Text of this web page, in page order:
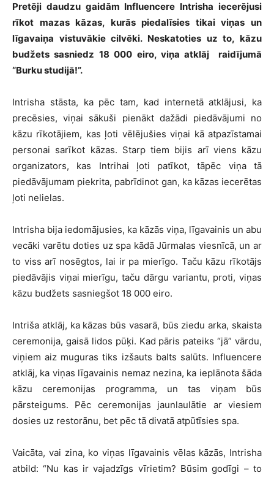
Pretēji daudzu gaidām Influencere Intrisha iecerējusi
rīkot mazas kāzas, kurās piedalīsies tikai viņas un
līgavaiņa vistuvākie cilvēki. Neskatoties uz to, kāzu
budžets sasniedz 18 000 eiro, viņa atklāj raidījumā
“Burku studijā!”.
Intrisha stāsta, ka pēc tam, kad internetā atklājusi, ka
precēsies, viņai sākuši pienākt dažādi piedāvājumi no
kāzu rīkotājiem, kas ļoti vēlējušies viņai kā atpazīstamai
personai sarīkot kāzas. Starp tiem bijis arī viens kāzu
organizators, kas Intrihai ļoti patīkot, tāpēc viņa tā
piedāvājumam piekrita, pabrīdinot gan, ka kāzas iecerētas
ļoti nelielas.
Intrisha bija iedomājusies, ka kāzās viņa, līgavainis un abu
vecāki varētu doties uz spa kādā Jūrmalas viesnīcā, un ar
to viss arī nosēgtos, lai ir pa mierīgo. Taču kāzu rīkotājs
piedāvājis viņai mierīgu, taču dārgu variantu, proti, viņas
kāzu budžets sasniegšot 18 000 eiro.
Intriša atklāj, ka kāzas būs vasarā, būs ziedu arka, skaista
ceremonija, gaisā lidos pūķi. Kad pāris pateiks “jā” vārdu,
viņiem aiz muguras tiks izšauts balts salūts. Influencere
atklāj, ka viņas līgavainis nemaz nezina, ka ieplānota šāda
kāzu ceremonijas programma, un tas viņam būs
pārsteigums. Pēc ceremonijas jaunlaulātie ar viesiem
dosies uz restorānu, bet pēc tā divatā atpūtīsies spa.
Vaicāta, vai zina, ko viņas līgavainis vēlas kāzās, Intrisha
atbild: “Nu kas ir vajadzīgs vīrietim? Būsim godīgi – to